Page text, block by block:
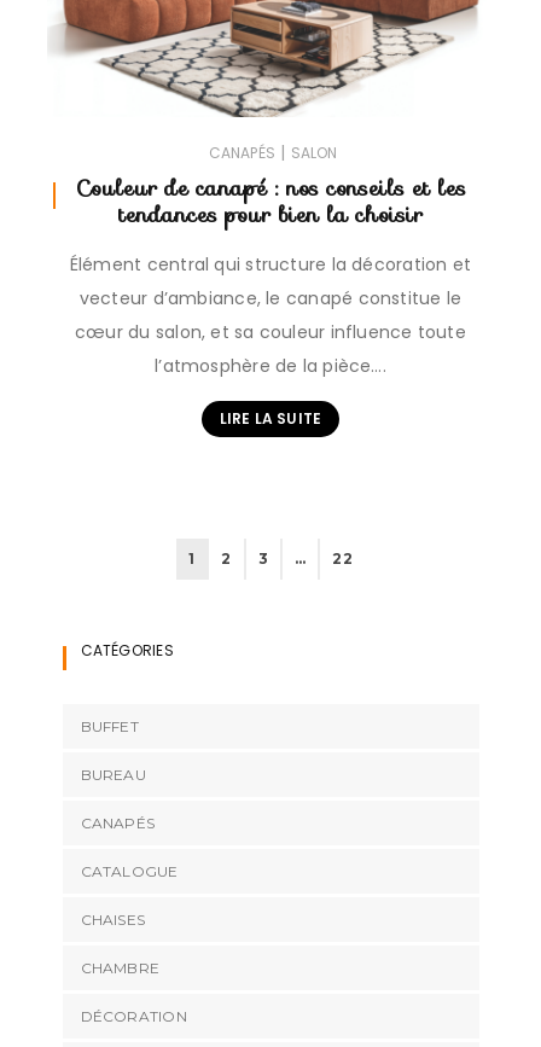
CANAPÉS | SALON
Couleur de canapé : nos conseils et les
tendances pour bien la choisir
Élément central qui structure la décoration et
vecteur d’ambiance, le canapé constitue le
cœur du salon, et sa couleur influence toute
l’atmosphère de la pièce….
LIRE LA SUITE
1 2 3 … 22
CATÉGORIES
BUFFET
BUREAU
CANAPÉS
CATALOGUE
CHAISES
CHAMBRE
DÉCORATION